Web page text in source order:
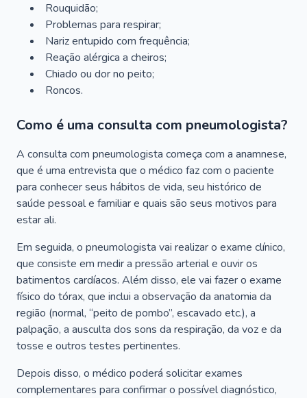
Rouquidão;
Problemas para respirar;
Nariz entupido com frequência;
Reação alérgica a cheiros;
Chiado ou dor no peito;
Roncos.
Como é uma consulta com pneumologista?
A consulta com pneumologista começa com a anamnese,
que é uma entrevista que o médico faz com o paciente
para conhecer seus hábitos de vida, seu histórico de
saúde pessoal e familiar e quais são seus motivos para
estar ali.
Em seguida, o pneumologista vai realizar o exame clínico,
que consiste em medir a pressão arterial e ouvir os
batimentos cardíacos. Além disso, ele vai fazer o exame
físico do tórax, que inclui a observação da anatomia da
região (normal, “peito de pombo”, escavado etc.), a
palpação, a ausculta dos sons da respiração, da voz e da
tosse e outros testes pertinentes.
Depois disso, o médico poderá solicitar exames
complementares para confirmar o possível diagnóstico,